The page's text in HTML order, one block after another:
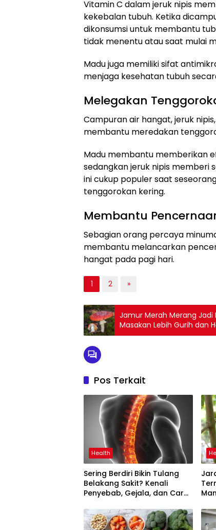
Vitamin C dalam jeruk nipis
kekebalan tubuh. Ketika
dikonsumsi untuk membantu
tidak menentu atau saat mulai
Madu juga memiliki sifat
menjaga kesehatan tubuh
Melegakan
Campuran air hangat, jeruk
membantu meredakan
Madu membantu memberikan
sedangkan jeruk nipis memberi
ini cukup populer saat
tenggorokan kering.
Membantu
Sebagian orang percaya
membantu melancarkan
hangat pada pagi hari.
1 2 »
Jamur Merah Merang Jadi
Masakan Lebih Gurih dan
Pos Terkait
Health
Sering Berdiri Bikin Tulang
Belakang Sakit? Kenali
Penyebab, Gejala, dan Cara